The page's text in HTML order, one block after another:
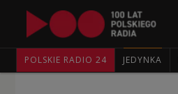
POLSKIE RADIO 24 JEDYNKA